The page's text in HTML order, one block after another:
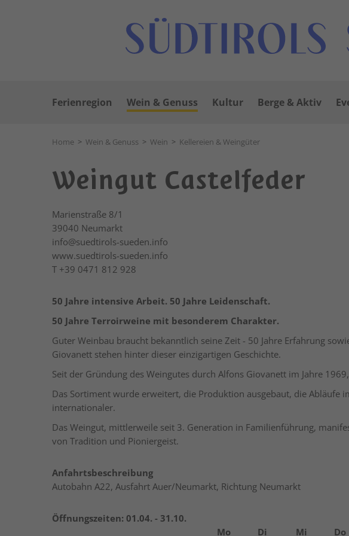
Ferienregion Wein & Genuss Kultur Berge & Aktiv
Home > Wein & Genuss > Wein > Kellereien & Weingüter
Weingut Castelfeder
Marienstraße 8/1
39040 Neumarkt
info@suedtirols-sueden.info
www.suedtirols-sueden.info
T +39 0471 812 928
50 Jahre intensive Arbeit. 50 Jahre Leidenschaft.
50 Jahre Terroirweine mit besonderem Charakter.
Guter Weinbau braucht bekanntlich seine Zeit - 50 Jahre Erfahrung
Giovanett stehen hinter dieser einzigartigen Geschichte.
Seit der Gründung des Weingutes durch Alfons Giovanett im Jahre
Das Sortiment wurde erweitert, die Produktion ausgebaut, die Abläufe
internationaler.
Das Weingut, mittlerweile seit 3. Generation in Familienführung,
von Tradition und Pioniergeist.
Anfahrtsbeschreibung
Autobahn A22, Ausfahrt Auer/Neumarkt, Richtung Neumarkt
Öffnungszeiten: 01.04. - 31.10.
Mo
Di Mi Do